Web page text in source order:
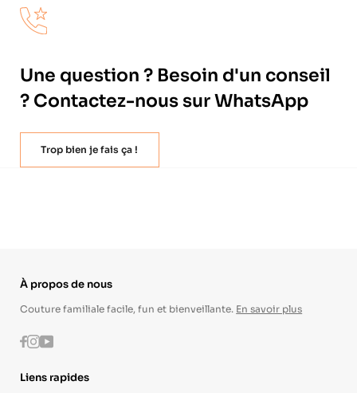
Une question ? Besoin d'un conseil
? Contactez-nous sur WhatsApp
Trop bien je fais ça !
À propos de nous
Couture familiale facile, fun et bienveillante. En savoir plus
Facebook
Instagram
Youtube
Liens rapides